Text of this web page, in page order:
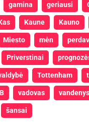
gamina geriausi
Kaune Kauno
Miesto mėn
Priverstinai
Tottenham
vadovas vandenys
šansai